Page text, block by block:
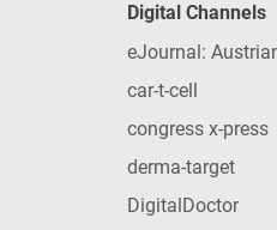
Digital Channels
eJournal:
car-t-cell
congress x-press
derma-target
DigitalDoctor